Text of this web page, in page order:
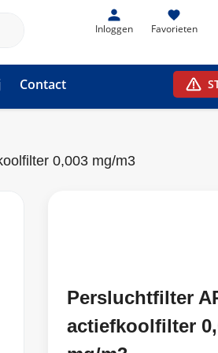
Inloggen Favorieten
Contact
0,003 mg/m3
Persluchtfilter
actiefkoolfilter